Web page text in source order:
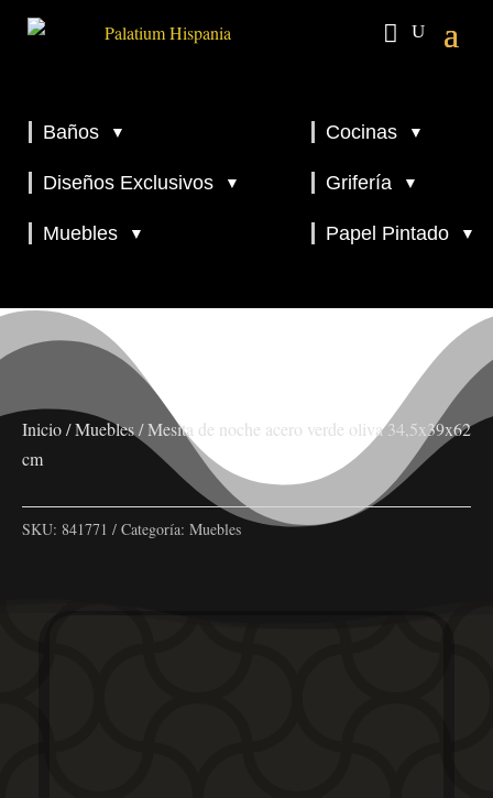
Baños ▼ Cocinas ▼
Diseños Exclusivos ▼ Grifería ▼
Muebles ▼ Papel Pintado ▼
Inicio/Muebles/ Mesita de noche acero verde oliva 34,5x39x62
cm
SKU: 841771 Categoría: Muebles